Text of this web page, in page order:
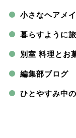
小さなヘアメ
暮らすように
別室 料理とお
編集部ブログ
ひとやすみ中